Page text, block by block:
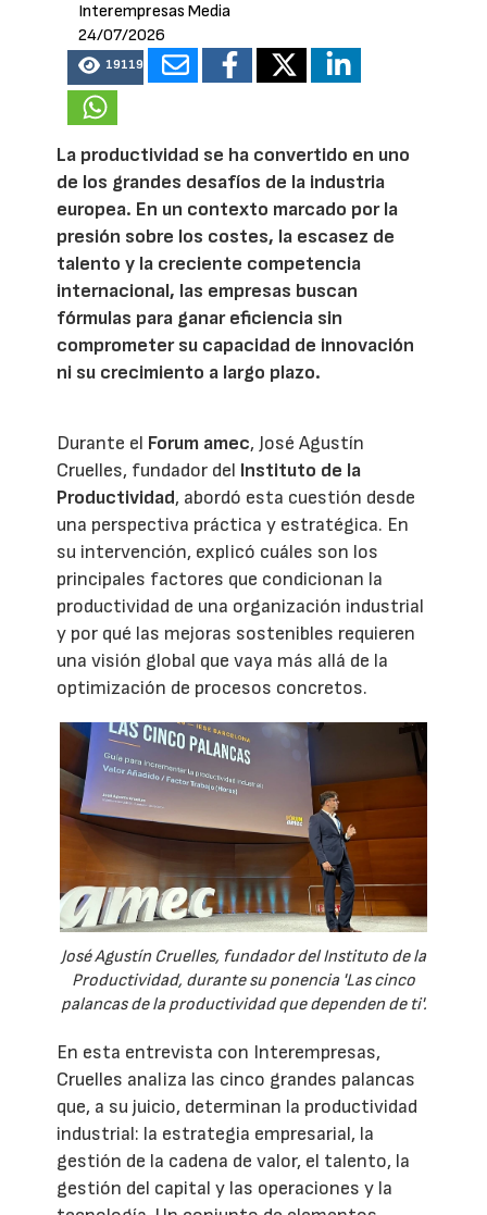
Interempresas Media
24/07/2026
19119
La productividad se ha convertido en uno
de los grandes desafíos de la industria
europea. En un contexto marcado por la
presión sobre los costes, la escasez de
talento y la creciente competencia
internacional, las empresas buscan
fórmulas para ganar eficiencia sin
comprometer su capacidad de innovación
ni su crecimiento a largo plazo.
Durante el Forum amec, José Agustín
Cruelles, fundador del Instituto de la
Productividad, abordó esta cuestión desde
una perspectiva práctica y estratégica. En
su intervención, explicó cuáles son los
principales factores que condicionan la
productividad de una organización industrial
y por qué las mejoras sostenibles requieren
una visión global que vaya más allá de la
optimización de procesos concretos.
José Agustín Cruelles, fundador del Instituto de la
Productividad, durante su ponencia 'Las cinco
palancas de la productividad que dependen de ti'.
En esta entrevista con Interempresas,
Cruelles analiza las cinco grandes palancas
que, a su juicio, determinan la productividad
industrial: la estrategia empresarial, la
gestión de la cadena de valor, el talento, la
gestión del capital y las operaciones y la